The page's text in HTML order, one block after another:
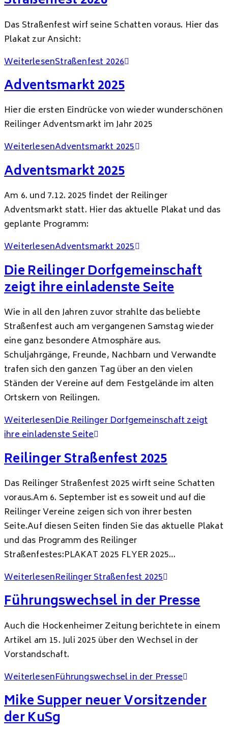
Das Straßenfest wirf seine Schatten voraus. Hier das
Plakat zur Ansicht:
WeiterlesenStraßenfest 2026
Adventsmarkt 2025
Hier die ersten Eindrücke von wieder wunderschönen
Reilinger Adventsmarkt im Jahr 2025
WeiterlesenAdventsmarkt 2025
Adventsmarkt 2025
Am 6. und 7.12. 2025 findet der Reilinger
Adventsmarkt statt. Hier das aktuelle Plakat und das
geplante Programm:
WeiterlesenAdventsmarkt 2025
Die Reilinger Dorfgemeinschaft
zeigt ihre einladenste Seite
Wie in all den Jahren zuvor strahlte das beliebte
Straßenfest auch am vergangenen Samstag wieder
eine ganz besondere Atmosphäre aus.
Schuljahrgänge, Freunde, Nachbarn und Verwandte
trafen sich den ganzen Tag über an den vielen
Ständen der Vereine auf dem Festgelände im alten
Ortskern von Reilingen.
WeiterlesenDie Reilinger Dorfgemeinschaft zeigt
ihre einladenste Seite
Reilinger Straßenfest 2025
Das Reilinger Straßenfest 2025 wirft seine Schatten
voraus.Am 6. September ist es soweit und auf die
Reilinger Vereine zeigen sich von ihrer besten
Seite.Auf diesen Seiten finden Sie das aktuelle Plakat
und das Programm des Reilinger
Straßenfestes:PLAKAT 2025 FLYER 2025…
WeiterlesenReilinger Straßenfest 2025
Führungswechsel in der Presse
Auch die Hockenheimer Zeitung berichtete in einem
Artikel am 15. Juli 2025 über den Wechsel in der
Vorstandschaft.
WeiterlesenFührungswechsel in der Presse
Mike Supper neuer Vorsitzender
der KuSg